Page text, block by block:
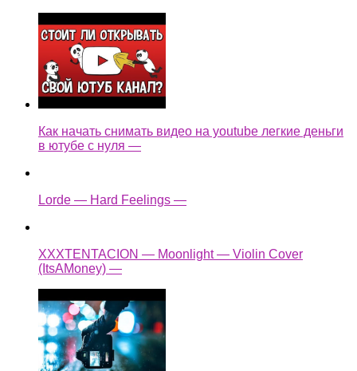
Как начать снимать видео на youtube легкие деньги
в ютубе с нуля —
Lorde — Hard Feelings —
XXXTENTACION — Moonlight — Violin Cover
(ItsAMoney) —